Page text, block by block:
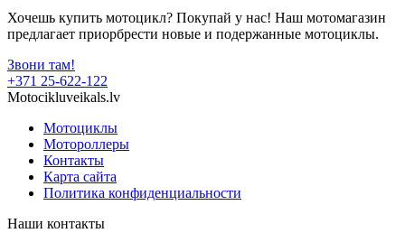
Хочешь купить мотоцикл? Покупай у нас! Наш мотомагазин
предлагает приорбрести новые и подержанные мотоциклы.
Звони там!
+371 25-622-122
Motocikluveikals.lv
Мотоциклы
Мотороллеры
Контакты
Карта сайта
Политика конфиденциальности
Наши контакты